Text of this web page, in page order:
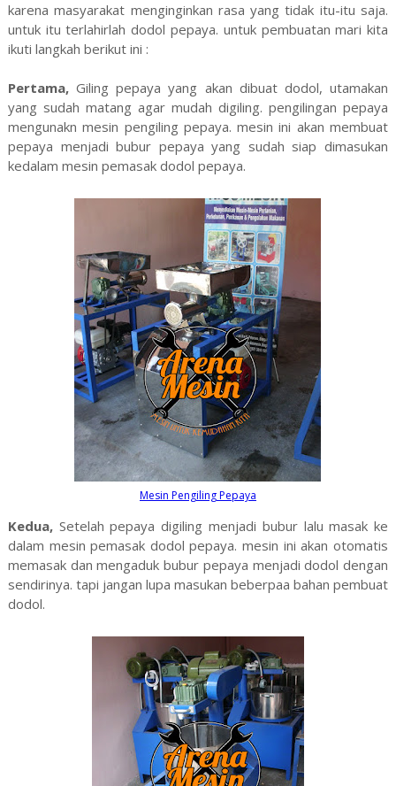
karena masyarakat menginginkan rasa yang tidak itu-itu saja.
untuk itu terlahirlah dodol pepaya. untuk pembuatan mari kita
ikuti langkah berikut ini :
Pertama,Giling pepaya yang akan dibuat dodol, utamakan
yang sudah matang agar mudah digiling. pengilingan pepaya
mengunakn mesin pengiling pepaya. mesin ini akan membuat
pepaya menjadi bubur pepaya yang sudah siap dimasukan
kedalam mesin pemasak dodol pepaya.
Mesin Pengiling Pepaya
Kedua,Setelah pepaya digiling menjadi bubur lalu masak ke
dalam mesin pemasak dodol pepaya. mesin ini akan otomatis
memasak dan mengaduk bubur pepaya menjadi dodol dengan
sendirinya. tapi jangan lupa masukan beberpaa bahan pembuat
dodol.